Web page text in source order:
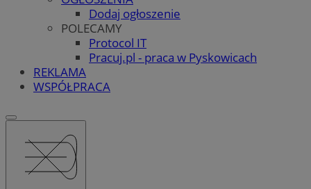
Dodaj ogłoszenie
POLECAMY
Protocol IT
Pracuj.pl - praca w Pyskowicach
REKLAMA
WSPÓŁPRACA